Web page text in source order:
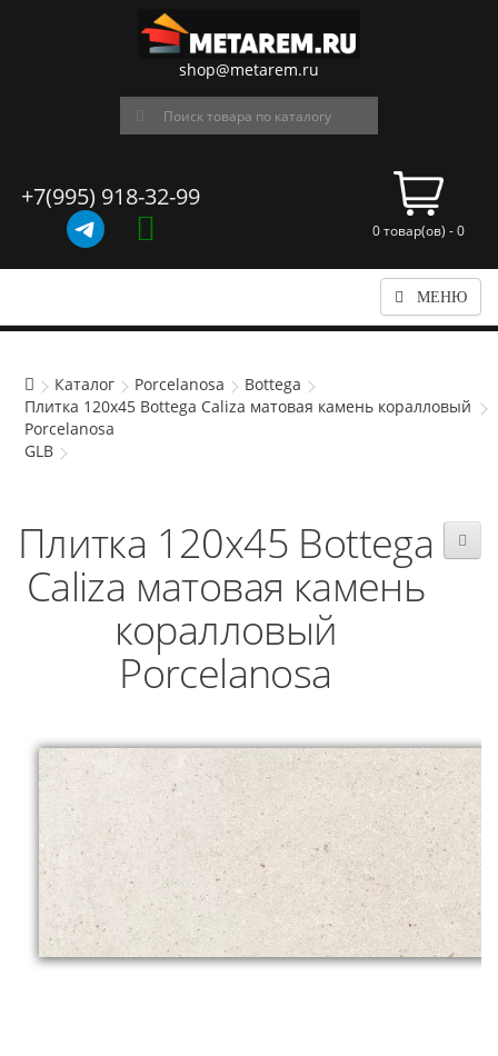
shop@metarem.ru
+7(995) 918-32-99
0 товар(ов) - 0
МЕНЮ
Каталог Porcelanosa
Bottega
Плитка 120x45 Bottega Caliza матовая камень коралловый
Porcelanosa
GLB
Плитка 120x45 Bottega
Caliza матовая камень
коралловый
Porcelanosa